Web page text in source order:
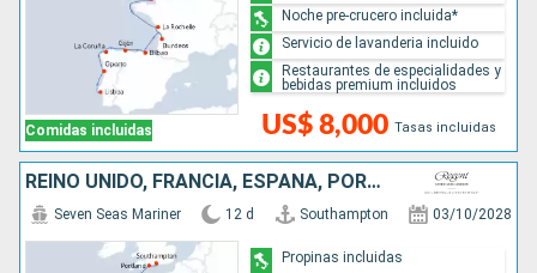
Comidas incluidas US$ 8,000 Tasas incluidas
Noche pre-crucero incluida*
Servicio de lavanderia incluido
Restaurantes de especialidades y
bebidas premium incluidos
REINO UNIDO, FRANCIA, ESPAÑA, PORTUGAL
Seven Seas Mariner 12 d Southampton 03/10/2028
Propinas incluidas